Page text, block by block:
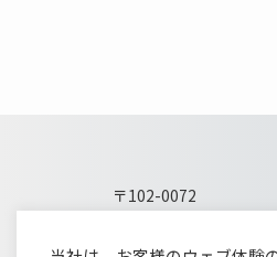
〒102-0072
教販九段ビル5階